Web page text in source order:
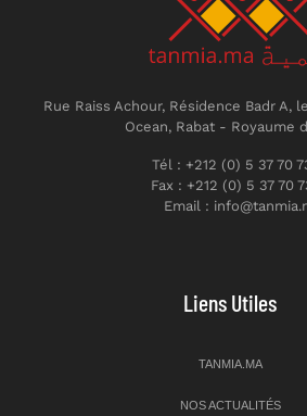
Rue Raiss Achour, Résidence Badr A,
Ocean, Rabat - Royaume
Tél : +212 (0) 5 37 70
Fax : +212 (0) 5 37 70
Email :
Liens Utiles
TANMIA.MA
NOS ACTUALITÉS